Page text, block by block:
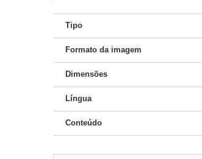
Tipo
Formato da imagem
Dimensões
Língua
Conteúdo